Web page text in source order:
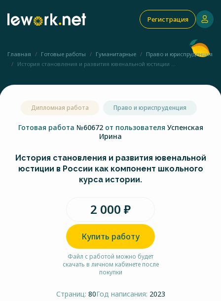
Регистрация
Главная Готовые работы Гуманитарные
Право и юриспруденция
История становления и развития ювенальной юстиции ...
Дипломная работа Право и юриспруденция
Готовая работа №60672 от пользователя Успенская
Ирина
История становления и развития ювенальной
юстиции в России как компонент школьного
курса истории.
2 000 ₽
Купить работу
Файл с работой можно будет
скачать в личном кабинете после
покупки
Страниц: 80Год написания: 2023